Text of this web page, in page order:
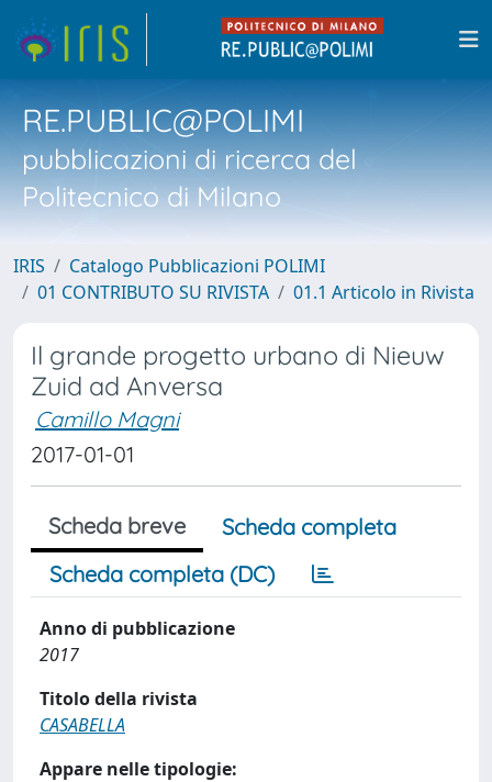
RE.PUBLIC@POLIMI
pubblicazioni di ricerca del
Politecnico di Milano
IRIS
Catalogo Pubblicazioni POLIMI
01 CONTRIBUTO SU RIVISTA
01.1 Articolo in Rivista
Il grande progetto urbano di Nieuw
Zuid ad Anversa
Camillo Magni
2017-01-01
Scheda breve
Scheda completa
Scheda completa (DC)
Anno di pubblicazione
2017
Titolo della rivista
CASABELLA
Appare nelle tipologie: